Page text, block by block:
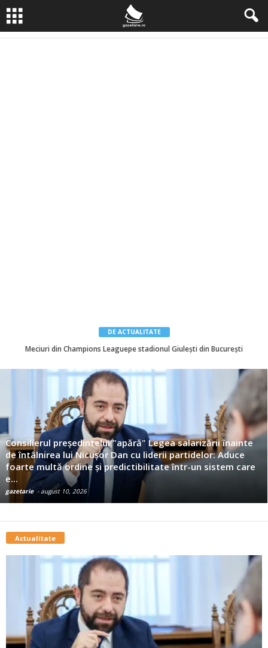
DE ACTUALITATE
Meciuri din Champions Leaguepe stadionul Giulești din
București
gazetarie - august 10, 2026
Actualitate